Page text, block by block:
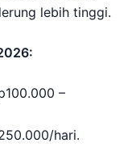
lebih tinggi.
–
hari.